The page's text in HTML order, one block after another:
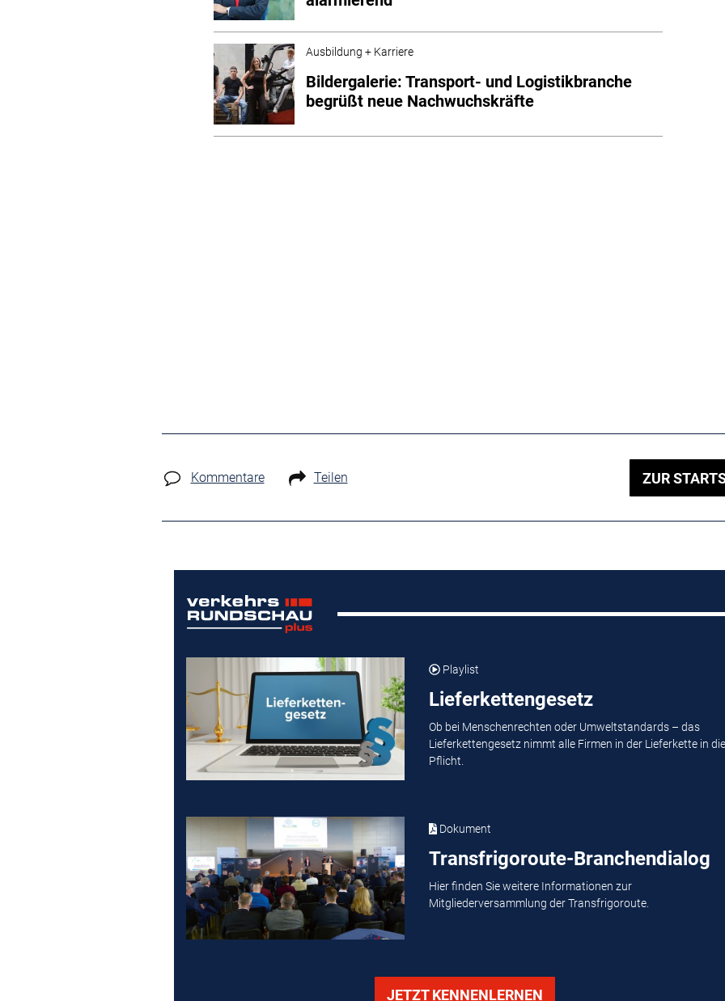
Ausbildung + Karriere
Bildergalerie: Transport- und Logistikbranche
begrüßt neue Nachwuchskräfte
Kommentare Teilen ZUR
Playlist
Lieferkettengesetz
Ob bei Menschenrechten oder Umweltstandards – das
Lieferkettengesetz nimmt alle Firmen in der Lieferkette in die
Pflicht.
Dokument
Transfrigoroute-Branchendialog
Hier finden Sie weitere Informationen zur
Mitgliederversammlung der Transfrigoroute.
JETZT KENNENLERNEN